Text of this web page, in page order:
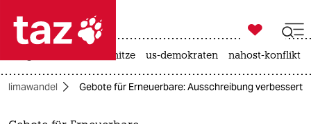
 taz zahl ich
taz zahl ich

taz zahl ich
hitze us-demokraten nahost-konflikt
Klimawandel Gebote für Erneuerbare: Ausschreibung verbessert